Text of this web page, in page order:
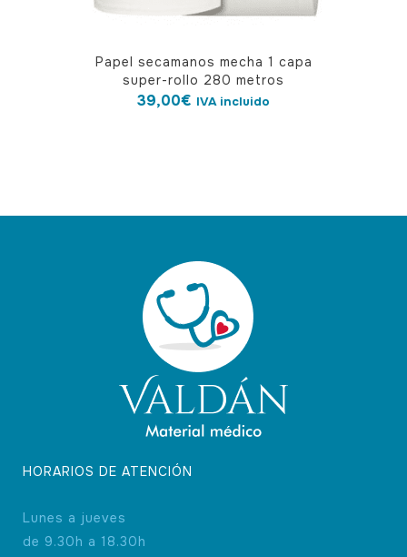
Papel secamanos mecha 1 capa
super-rollo 280 metros
39,00€ IVA incluido
HORARIOS DE ATENCIÓN
Lunes a jueves
de 9.30h a 18.30h